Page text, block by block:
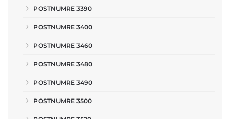
POSTNUMRE 3390
POSTNUMRE 3400
POSTNUMRE 3460
POSTNUMRE 3480
POSTNUMRE 3490
POSTNUMRE 3500